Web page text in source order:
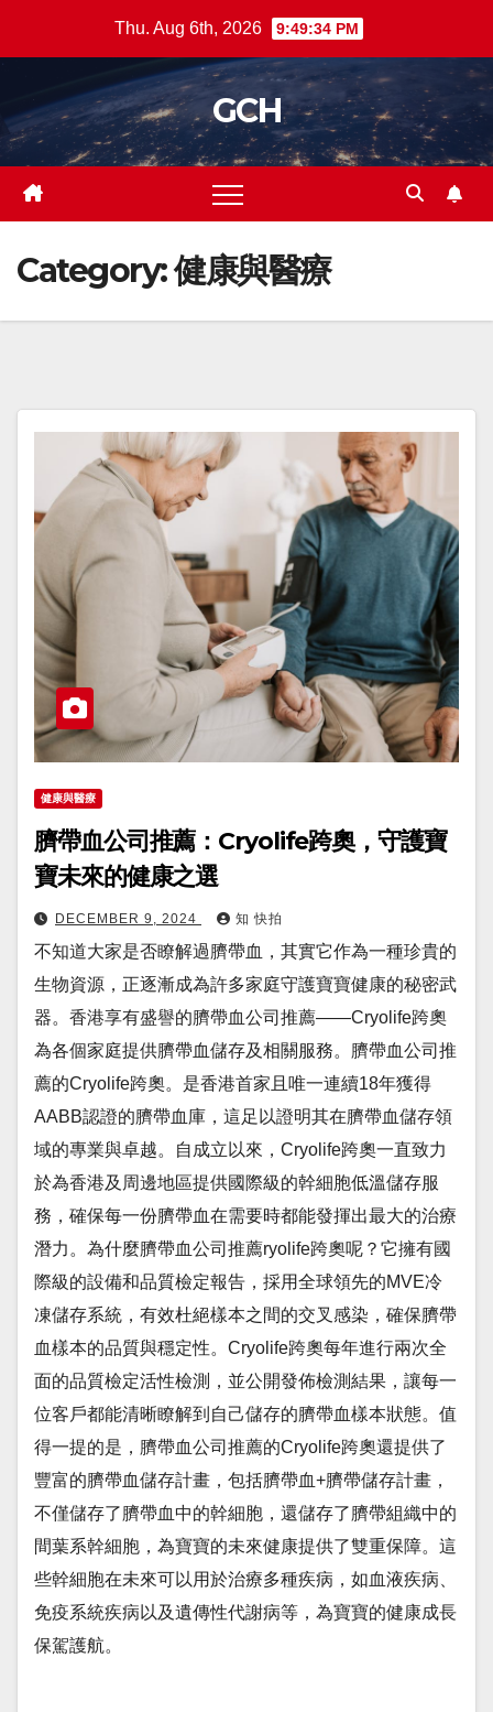
Thu. Aug 6th, 2026 9:49:34 PM
GCH
Category:健康與醫療
健康與醫療
臍帶血公司推薦：Cryolife跨奧，守護寶
寶未來的健康之選
DECEMBER 9, 2024 知 快拍
不知道大家是否瞭解過臍帶血，其實它作為一種珍貴的
生物資源，正逐漸成為許多家庭守護寶寶健康的秘密武
器。香港享有盛譽的臍帶血公司推薦——Cryolife跨奧
為各個家庭提供臍帶血儲存及相關服務。臍帶血公司推
薦的Cryolife跨奧。是香港首家且唯一連續18年獲得
AABB認證的臍帶血庫，這足以證明其在臍帶血儲存領
域的專業與卓越。自成立以來，Cryolife跨奧一直致力
於為香港及周邊地區提供國際級的幹細胞低溫儲存服
務，確保每一份臍帶血在需要時都能發揮出最大的治療
潛力。為什麼臍帶血公司推薦ryolife跨奧呢？它擁有國
際級的設備和品質檢定報告，採用全球領先的MVE冷
凍儲存系統，有效杜絕樣本之間的交叉感染，確保臍帶
血樣本的品質與穩定性。Cryolife跨奧每年進行兩次全
面的品質檢定活性檢測，並公開發佈檢測結果，讓每一
位客戶都能清晰瞭解到自己儲存的臍帶血樣本狀態。值
得一提的是，臍帶血公司推薦的Cryolife跨奧還提供了
豐富的臍帶血儲存計畫，包括臍帶血+臍帶儲存計畫，
不僅儲存了臍帶血中的幹細胞，還儲存了臍帶組織中的
間葉系幹細胞，為寶寶的未來健康提供了雙重保障。這
些幹細胞在未來可以用於治療多種疾病，如血液疾病、
免疫系統疾病以及遺傳性代謝病等，為寶寶的健康成長
保駕護航。